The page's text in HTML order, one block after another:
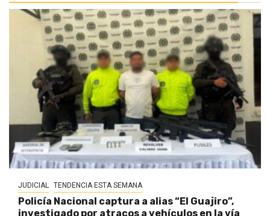
JUDICIAL TENDENCIA ESTA SEMANA
Policía Nacional captura a alias “El Guajiro”,
investigado por atracos a vehículos en la vía